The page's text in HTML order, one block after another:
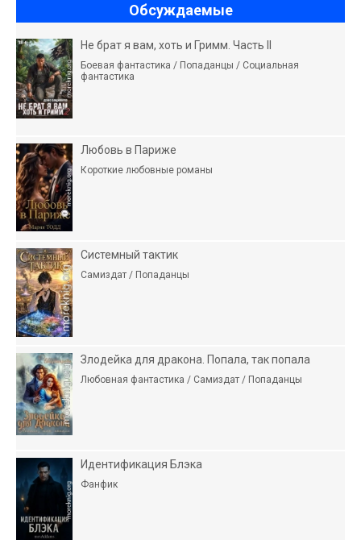
Обсуждаемые
Не брат я вам, хоть и Гримм. Часть II
Боевая фантастика / Попаданцы / Социальная
фантастика
Любовь в Париже
Короткие любовные романы
Системный тактик
Самиздат / Попаданцы
Злодейка для дракона. Попала, так попала
Любовная фантастика / Самиздат / Попаданцы
Идентификация Блэка
Фанфик